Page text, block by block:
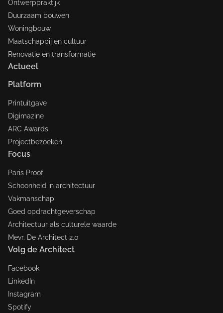
Ontwerppraktijk
Duurzaam bouwen
Woningbouw
Maatschappij en cultuur
Renovatie en transformatie
Actueel
Platform
Printuitgave
Digimazine
ARC Awards
Projectbezoeken
Focus
Paris Proof
Schoonheid in architectuur
Vakmanschap
Goed opdrachtgeverschap
Architectuur als culturele waarde
Mevr. De Architect 2.0
Volg de Architect
Facebook
LinkedIn
Instagram
Spotify